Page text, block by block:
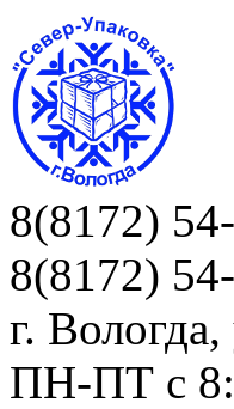
8(8172)
8(8172)
г.
ПН-ПТ c